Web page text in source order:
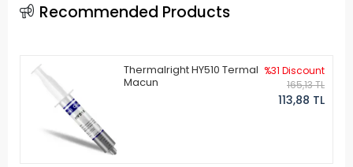
Recommended Products
Thermalright HY510 Termal
Macun
%31 Discount
165,13 TL
113,88 TL